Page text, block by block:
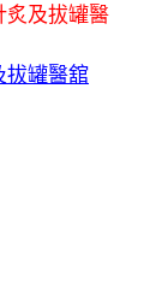
炙及拔罐醫
拔罐醫舘